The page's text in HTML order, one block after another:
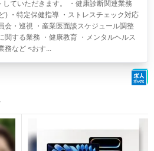
ていただきます。 ・健康診断関連業務
) ・特定保健指導 ・ストレスチェック対応
会・巡視 ・産業医面談スケジュール調整
関する業務 ・健康教育 ・メンタルヘルス
務など <おす...